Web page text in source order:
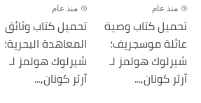
منذ عام
تحميل كتاب وصية
عائلة موسجريف؛
شيرلوك هولمز لـ
آرثر كونان,...
منذ عام
تحميل كتاب وثائق
المعاهدة البحرية؛
شيرلوك هولمز لـ
آرثر كونان,...